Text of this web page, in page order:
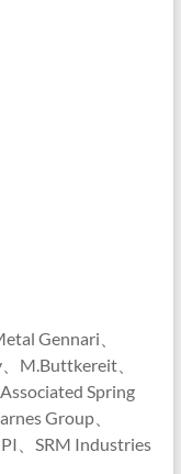
Gennari、
M.Buttkereit、
Spring
Group、
、SRM Industries